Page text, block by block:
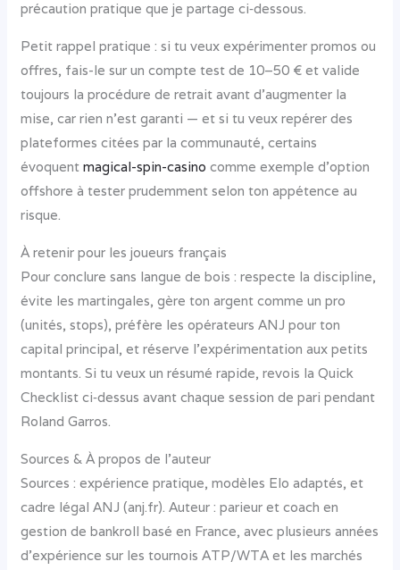
précaution pratique que je partage ci‑dessous.
Petit rappel pratique : si tu veux expérimenter promos ou
offres, fais-le sur un compte test de 10–50 € et valide
toujours la procédure de retrait avant d’augmenter la
mise, car rien n’est garanti — et si tu veux repérer des
plateformes citées par la communauté, certains
évoquentmagical-spin-casino comme exemple d’option
offshore à tester prudemment selon ton appétence au
risque.
À retenir pour les joueurs français
Pour conclure sans langue de bois : respecte la discipline,
évite les martingales, gère ton argent comme un pro
(unités, stops), préfère les opérateurs ANJ pour ton
capital principal, et réserve l’expérimentation aux petits
montants. Si tu veux un résumé rapide, revois la Quick
Checklist ci‑dessus avant chaque session de pari pendant
Roland Garros.
Sources & À propos de l’auteur
Sources : expérience pratique, modèles Elo adaptés, et
cadre légal ANJ (anj.fr). Auteur : parieur et coach en
gestion de bankroll basé en France, avec plusieurs années
d’expérience sur les tournois ATP/WTA et les marchés